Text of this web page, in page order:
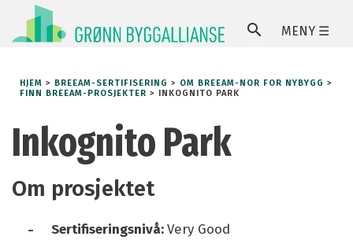
MENY ☰
HJEM > BREEAM-SERTIFISERING > OM BREEAM-NOR FOR NYBYGG >
FINN BREEAM-PROSJEKTER > INKOGNITO PARK
Inkognito Park
Om prosjektet
- Sertifiseringsnivå:Very Good